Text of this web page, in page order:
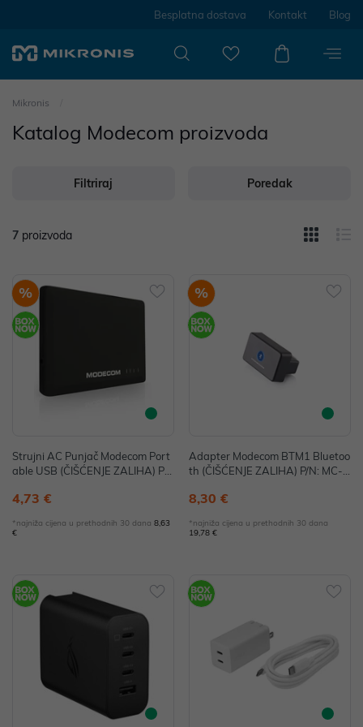
Besplatna dostava Kontakt Blog
Mikronis
Katalog Modecom proizvoda
Filtriraj Poredak
7 proizvoda
%
Strujni AC Punjač Modecom Port
able USB (ČIŠĆENJE ZALIHA) P/
4,73 €
*najniža cijena u prethodnih 30 dana8,63
€
%
Adapter Modecom BTM1 Bluetoo
th (ČIŠĆENJE ZALIHA) P/N: MC-B
8,30 €
*najniža cijena u prethodnih 30 dana
19,78 €